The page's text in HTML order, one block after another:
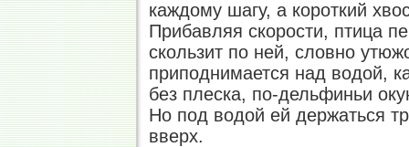
каждому шагу, а короткий
Прибавляя скорости, птица
скользит по ней, словно
приподнимается над водой,
без плеска, по-дельфиньи
Но под водой ей держаться
вверх.